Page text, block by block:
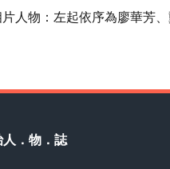
片人物：左起依序為廖華芳
人．物．誌